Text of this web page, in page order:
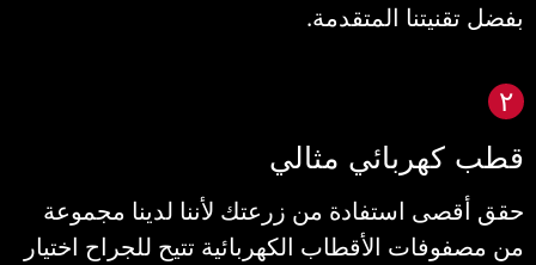
تقنيتنا المتقدمة.
٢
كهربائي مثالي
أقصى استفادة من زرعتك لأننا لدينا مجموعة
مصفوفات الأقطاب الكهربائية تتيح للجراح اختيار